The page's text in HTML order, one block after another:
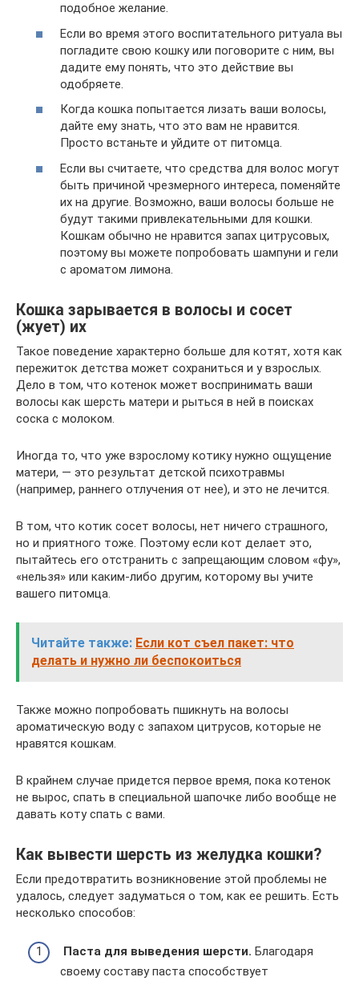
подобное желание.
Если во время этого воспитательного ритуала вы
погладите свою кошку или поговорите с ним, вы
дадите ему понять, что это действие вы
одобряете.
Когда кошка попытается лизать ваши волосы,
дайте ему знать, что это вам не нравится.
Просто встаньте и уйдите от питомца.
Если вы считаете, что средства для волос могут
быть причиной чрезмерного интереса, поменяйте
их на другие. Возможно, ваши волосы больше не
будут такими привлекательными для кошки.
Кошкам обычно не нравится запах цитрусовых,
поэтому вы можете попробовать шампуни и гели
с ароматом лимона.
Кошка зарывается в волосы и сосет
(жует) их
Такое поведение характерно больше для котят, хотя как
пережиток детства может сохраниться и у взрослых.
Дело в том, что котенок может воспринимать ваши
волосы как шерсть матери и рыться в ней в поисках
соска с молоком.
Иногда то, что уже взрослому котику нужно ощущение
матери, — это результат детской психотравмы
(например, раннего отлучения от нее), и это не лечится.
В том, что котик сосет волосы, нет ничего страшного,
но и приятного тоже. Поэтому если кот делает это,
пытайтесь его отстранить с запрещающим словом «фу»,
«нельзя» или каким-либо другим, которому вы учите
вашего питомца.
Читайте также: Если кот съел пакет: что
делать и нужно ли беспокоиться
Также можно попробовать пшикнуть на волосы
ароматическую воду с запахом цитрусов, которые не
нравятся кошкам.
В крайнем случае придется первое время, пока котенок
не вырос, спать в специальной шапочке либо вообще не
давать коту спать с вами.
Как вывести шерсть из желудка кошки?
Если предотвратить возникновение этой проблемы не
удалось, следует задуматься о том, как ее решить. Есть
несколько способов:
Паста для выведения шерсти. Благодаря
своему составу паста способствует